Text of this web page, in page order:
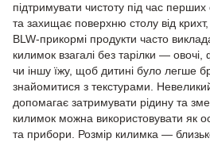
підтримувати чистоту під час перших
та захищає поверхню столу від
BLW-прикормі продукти часто
килимок взагалі без тарілки —
чи іншу їжу, щоб дитині було легше
знайомитися з текстурами.
допомагає затримувати рідину та
килимок можна використовувати як
та прибори. Розмір килимка —